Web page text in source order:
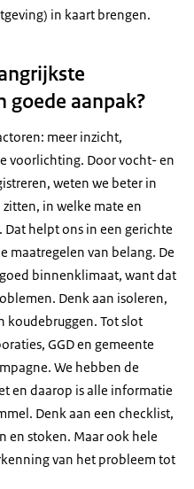
in kaart brengen.
goede aanpak?
meer inzicht,
voorlichting. Door vocht- en
weten we beter in
in welke mate en
helpt ons in een gerichte
maatregelen van belang. De
binnenklimaat, want dat
Denk aan isoleren,
koudebruggen. Tot slot
GGD en gemeente
We hebben de
en daarop is alle informatie
Denk aan een checklist,
en stoken. Maar ook hele
van het probleem tot